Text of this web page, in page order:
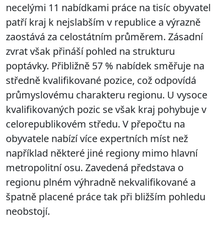
necelými 11 nabídkami práce na tisíc obyvatel
patří kraj k nejslabším v republice a výrazně
zaostává za celostátním průměrem. Zásadní
zvrat však přináší pohled na strukturu
poptávky. Přibližně 57 % nabídek směřuje na
středně kvalifikované pozice, což odpovídá
průmyslovému charakteru regionu. U vysoce
kvalifikovaných pozic se však kraj pohybuje v
celorepublikovém středu. V přepočtu na
obyvatele nabízí více expertních míst než
například některé jiné regiony mimo hlavní
metropolitní osu. Zavedená představa o
regionu plném výhradně nekvalifikované a
špatně placené práce tak při bližším pohledu
neobstojí.